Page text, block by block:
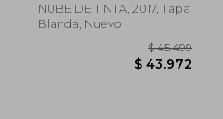
NUBE DE TINTA, 2017, Tapa
Blanda, Nuevo